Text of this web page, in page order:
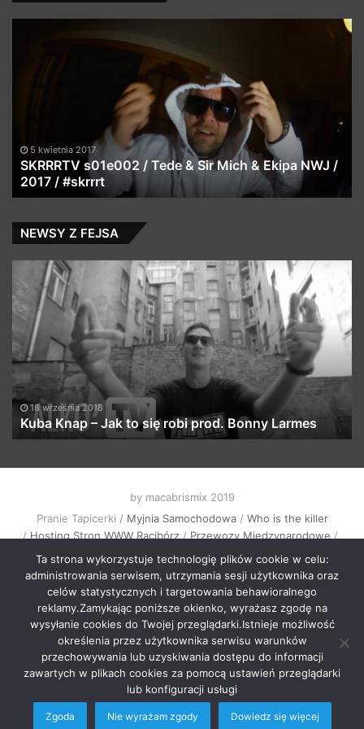
& Sir Mich & Ekipa NWJ / 27 lutego 2024
MAYBACH LIVE
NEWSY Z FEJSA
to się robi prod. Bonny Larmes
HK
Rufijok
ft.
Iżi
–
„Trocha
Wiyncyj”
(prod.
Stahu)
HK Rufijok ft. Iżi
by macabrismix 2019
Pranie Tapicerki / Myjnia Samochodowa/ Who is the killer
/ Hosting Stron WWW Racibórz / Przewozy Międzynarodowe /
Krawcowa Szwalnia
/
Meble Racibórz
START
Radio Newsy Z Fejsa
Newsy Z Klubów
Nowości Z Youtuba
Soundcloud Nadaje
Imprezy Koncert
Festiwale
KONTAKT
Ta strona wykorzystuje technologię plików cookie w celu:
administrowania serwisem, utrzymania sesji użytkownika oraz
celów statystycznych i targetowania behawioralnego
reklamy.Zamykając poniższe okienko, wyrażasz zgodę na
wysyłanie cookies do Twojej przeglądarki.Istnieje możliwość
określenia przez użytkownika serwisu warunków
przechowywania lub uzyskiwania dostępu do informacji
zawartych w plikach cookies za pomocą ustawień przeglądarki
lub konfiguracji usługi
Zgoda Nie wyrażam zgody Dowiedz się więcej